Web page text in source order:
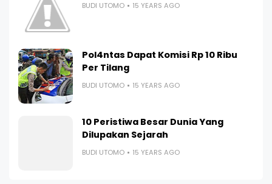
BUDI UTOMO 15 YEARS AGO
Pol4ntas Dapat Komisi Rp 10 Ribu
Per Tilang
BUDI UTOMO 15 YEARS AGO
10 Peristiwa Besar Dunia Yang
Dilupakan Sejarah
BUDI UTOMO 15 YEARS AGO